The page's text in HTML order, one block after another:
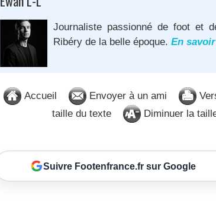
Journaliste passionné de foot et
Ribéry de la belle époque. En
Accueil Envoyer à un ami
taille du texte
Diminuer la
Suivre Footenfrance.fr sur Google